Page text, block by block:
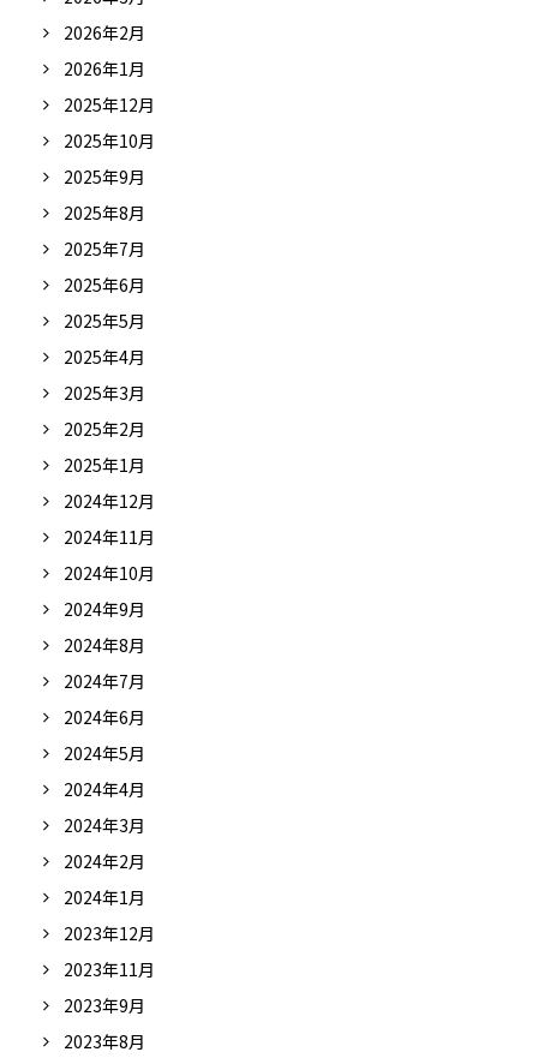
2026年2月
2026年1月
2025年12月
2025年10月
2025年9月
2025年8月
2025年7月
2025年6月
2025年5月
2025年4月
2025年3月
2025年2月
2025年1月
2024年12月
2024年11月
2024年10月
2024年9月
2024年8月
2024年7月
2024年6月
2024年5月
2024年4月
2024年3月
2024年2月
2024年1月
2023年12月
2023年11月
2023年9月
2023年8月